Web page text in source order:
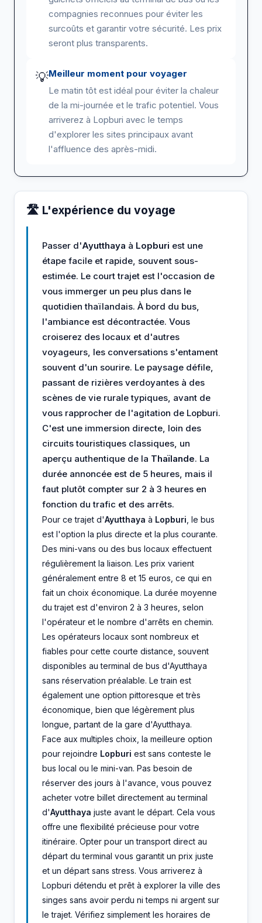
compagnies reconnues pour éviter les
surcoûts et garantir votre sécurité. Les prix
seront plus transparents.
💡Meilleur moment pour voyager
Le matin tôt est idéal pour éviter la chaleur
de la mi-journée et le trafic potentiel. Vous
arriverez à Lopburi avec le temps
d'explorer les sites principaux avant
l'affluence des après-midi.
🛣️ L'expérience du voyage
Passer d'Ayutthaya à Lopburi est une
étape facile et rapide, souvent sous-
estimée. Le court trajet est l'occasion de
vous immerger un peu plus dans le
quotidien thaïlandais. À bord du bus,
l'ambiance est décontractée. Vous
croiserez des locaux et d'autres
voyageurs, les conversations s'entament
souvent d'un sourire. Le paysage défile,
passant de rizières verdoyantes à des
scènes de vie rurale typiques, avant de
vous rapprocher de l'agitation de Lopburi.
C'est une immersion directe, loin des
circuits touristiques classiques, un
aperçu authentique de la Thaïlande. La
durée annoncée est de 5 heures, mais il
faut plutôt compter sur 2 à 3 heures en
fonction du trafic et des arrêts.
Pour ce trajet d'Ayutthaya à Lopburi , le bus
est l'option la plus directe et la plus courante.
Des mini-vans ou des bus locaux effectuent
régulièrement la liaison. Les prix varient
généralement entre 8 et 15 euros, ce qui en
fait un choix économique. La durée moyenne
du trajet est d'environ 2 à 3 heures, selon
l'opérateur et le nombre d'arrêts en chemin.
Les opérateurs locaux sont nombreux et
fiables pour cette courte distance, souvent
disponibles au terminal de bus d'Ayutthaya
sans réservation préalable. Le train est
également une option pittoresque et très
économique, bien que légèrement plus
longue, partant de la gare d'Ayutthaya.
Face aux multiples choix, la meilleure option
pour rejoindre Lopburi est sans conteste le
bus local ou le mini-van. Pas besoin de
réserver des jours à l'avance, vous pouvez
acheter votre billet directement au terminal
d'Ayutthaya juste avant le départ. Cela vous
offre une flexibilité précieuse pour votre
itinéraire. Opter pour un transport direct au
départ du terminal vous garantit un prix juste
et un départ sans stress. Vous arriverez à
Lopburi détendu et prêt à explorer la ville des
singes sans avoir perdu ni temps ni argent sur
le trajet. Vérifiez simplement les horaires de